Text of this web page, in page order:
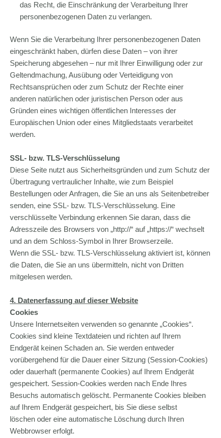
das Recht, die Einschränkung der Verarbeitung Ihrer
personenbezogenen Daten zu verlangen.
Wenn Sie die Verarbeitung Ihrer personenbezogenen Daten
eingeschränkt haben, dürfen diese Daten – von ihrer
Speicherung abgesehen – nur mit Ihrer Einwilligung oder zur
Geltendmachung, Ausübung oder Verteidigung von
Rechtsansprüchen oder zum Schutz der Rechte einer
anderen natürlichen oder juristischen Person oder aus
Gründen eines wichtigen öffentlichen Interesses der
Europäischen Union oder eines Mitgliedstaats verarbeitet
werden.
SSL- bzw. TLS-Verschlüsselung
Diese Seite nutzt aus Sicherheitsgründen und zum Schutz der
Übertragung vertraulicher Inhalte, wie zum Beispiel
Bestellungen oder Anfragen, die Sie an uns als Seitenbetreiber
senden, eine SSL- bzw. TLS-Verschlüsselung. Eine
verschlüsselte Verbindung erkennen Sie daran, dass die
Adresszeile des Browsers von „http://“ auf „https://“ wechselt
und an dem Schloss-Symbol in Ihrer Browserzeile.
Wenn die SSL- bzw. TLS-Verschlüsselung aktiviert ist, können
die Daten, die Sie an uns übermitteln, nicht von Dritten
mitgelesen werden.
4. Datenerfassung auf dieser Website
Cookies
Unsere Internetseiten verwenden so genannte „Cookies“.
Cookies sind kleine Textdateien und richten auf Ihrem
Endgerät keinen Schaden an. Sie werden entweder
vorübergehend für die Dauer einer Sitzung (Session-Cookies)
oder dauerhaft (permanente Cookies) auf Ihrem Endgerät
gespeichert. Session-Cookies werden nach Ende Ihres
Besuchs automatisch gelöscht. Permanente Cookies bleiben
auf Ihrem Endgerät gespeichert, bis Sie diese selbst
löschen oder eine automatische Löschung durch Ihren
Webbrowser erfolgt.